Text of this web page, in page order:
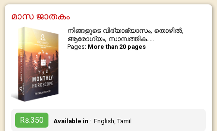
മാസ ജാതകം
നിങ്ങളുടെ വിദ്യാഭ്യാസം, തൊഴിൽ,
ആരോഗ്യം, സാമ്പത്തിക.....
Pages: More than 20 pages
Rs.350 Available in : English, Tamil